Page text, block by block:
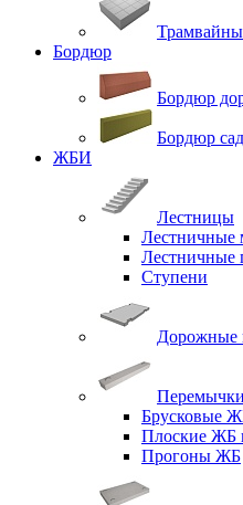
Бордюр
Бордюр
Бордюр
ЖБИ
Лестницы
Лестничные
Лестничные
Ступени
Дорожные
Брусковые
Плоские ЖБ
Прогоны ЖБ